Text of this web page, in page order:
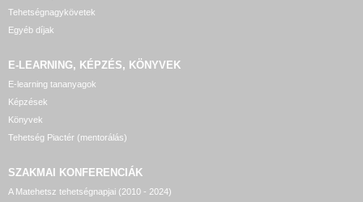
Tehetségnagykövetek
Egyéb díjak
E-LEARNING, KÉPZÉS, KÖNYVEK
E-learning tananyagok
Képzések
Könyvek
Tehetség Piactér (mentorálás)
SZAKMAI KONFERENCIÁK
A Matehetsz tehetségnapjai (2010 - 2024)